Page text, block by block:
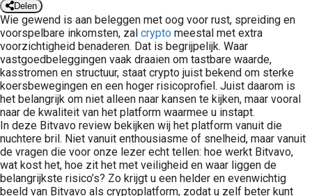
Delen
Wie gewend is aan beleggen met oog voor rust, spreiding en
voorspelbare inkomsten, zal crypto meestal met extra
voorzichtigheid benaderen. Dat is begrijpelijk. Waar
vastgoedbeleggingen vaak draaien om tastbare waarde,
kasstromen en structuur, staat crypto juist bekend om sterke
koersbewegingen en een hoger risicoprofiel. Juist daarom is
het belangrijk om niet alleen naar kansen te kijken, maar vooral
naar de kwaliteit van het platform waarmee u instapt.
In deze Bitvavo review bekijken wij het platform vanuit die
nuchtere bril. Niet vanuit enthousiasme of snelheid, maar vanuit
de vragen die voor onze lezer echt tellen: hoe werkt Bitvavo,
wat kost het, hoe zit het met veiligheid en waar liggen de
belangrijkste risico’s? Zo krijgt u een helder en evenwichtig
beeld van Bitvavo als cryptoplatform, zodat u zelf beter kunt